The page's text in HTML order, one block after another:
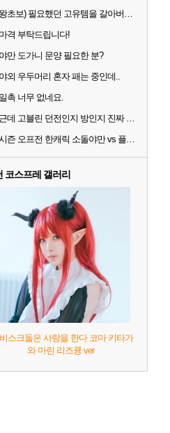
왕초보) 필요했던 고유템을 갈아버렸다 크흑.,..
마격 부탁드립니다!
야만 도가니 문양 필요한 분?
야외 우두머리 혼자 패는 중인데..
일촉 너무 없네요.
근데 고블린 던전인지 방인지 진짜 나옴?
시즌 오프전 한캐릭 소돌야만 vs 플리커 대격변
코스프레 갤러리
스크돌은 사랑을 한다 코마 키타가
와 마린 리즈큥 ver